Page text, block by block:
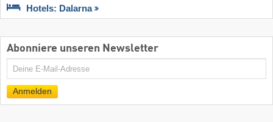
Hotels: Dalarna
Abonniere unseren Newsletter
E-
Anmelden